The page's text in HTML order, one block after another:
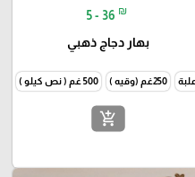
1000غم (كيلو )
5 - 36 ₪
بهار دجاج ذهبي
علبة 250غم (وقيه ) 500 غم ( نص كيلو )
add_shopping_cart